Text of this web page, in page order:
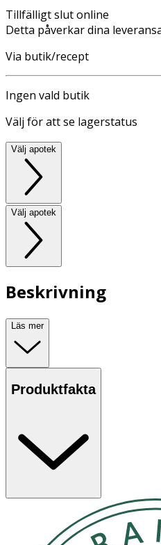
Tillfälligt slut online
Detta påverkar dina
Via butik/recept
Ingen vald butik
Välj för att se lagerstatus
Välj apotek
Välj apotek
Beskrivning
Läs mer
Produktfakta